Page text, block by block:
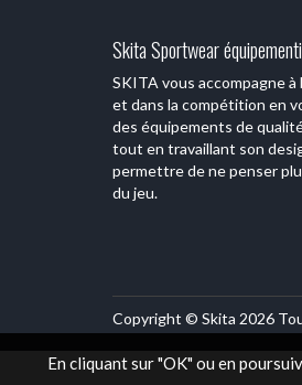
En cliquant sur "OK" ou en
Skita Sportwear
SKITA vous accompagne à
et dans la compétition en
des équipements de
tout en travaillant son
permettre de ne penser
du jeu.
Copyright © Skita 2026